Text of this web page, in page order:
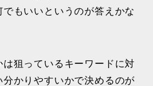
もいいというのが答えかな
狙っているキーワードに対
かりやすいかで決めるのが